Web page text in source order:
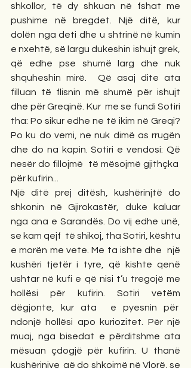
shkollor, të dy shkuan në fshat me
pushime në bregdet. Një ditë, kur
dolën nga deti dhe u shtrinë në kumin
e nxehtë, së largu dukeshin ishujt grek,
që edhe pse shumë larg dhe nuk
shquheshin mirë.  Që asaj dite ata
filluan të flisnin më shumë për ishujt
dhe për Greqinë. Kur  me se fundi Sotiri
tha: Po sikur edhe ne të ikim në Greqi?
Po ku do vemi, ne nuk dimë as rrugën
dhe do na kapin. Sotiri e vendosi: Që
nesër do fillojmë  të mësojmë gjithçka
për kufirin...
Një ditë prej ditësh, kushërinjtë do
shkonin në Gjirokastër, duke kaluar
nga ana e Sarandës. Do vij edhe unë,
se kam qejf  të shikoj, tha Sotiri, kështu
e morën me vete. Me ta ishte dhe  një
kushëri tjetër i tyre, që kishte qenë
ushtar në kufi e që nisi t’u tregojë me
hollësi për kufirin. Sotiri vetëm
dëgjonte, kur ata  e pyesnin për
ndonjë hollësi apo kuriozitet. Për një
muaj, nga bisedat e përditshme ata
mësuan çdogjë për kufirin. U thanë
kushërinjve  që do shkojmë në Vlorë, se